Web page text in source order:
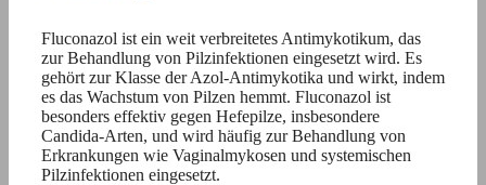
Fluconazol ist ein weit verbreitetes Antimykotikum, das
zur Behandlung von Pilzinfektionen eingesetzt wird. Es
gehört zur Klasse der Azol-Antimykotika und wirkt, indem
es das Wachstum von Pilzen hemmt. Fluconazol ist
besonders effektiv gegen Hefepilze, insbesondere
Candida-Arten, und wird häufig zur Behandlung von
Erkrankungen wie Vaginalmykosen und systemischen
Pilzinfektionen eingesetzt.